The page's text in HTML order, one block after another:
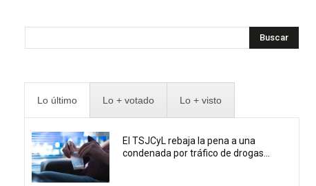
Buscar
Lo último Lo + votado Lo + visto
El TSJCyL rebaja la pena a una
condenada por tráfico de drogas...